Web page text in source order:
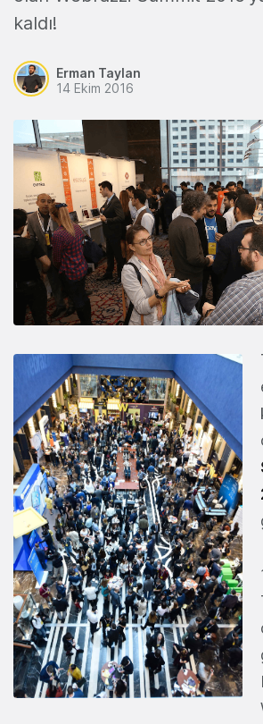
kaldı!
Erman Taylan
14 Ekim 2016